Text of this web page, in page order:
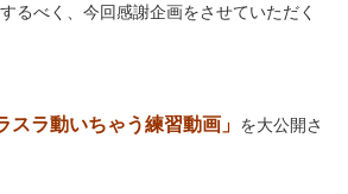
るべく、今回感謝企画をさせていただく
スラ動いちゃう練習動画」 を大公開さ